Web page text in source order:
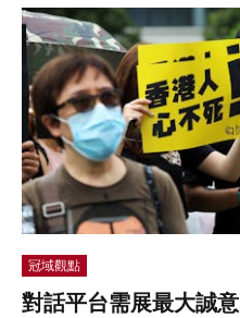
冠域觀點
對話平台需展最大誠意